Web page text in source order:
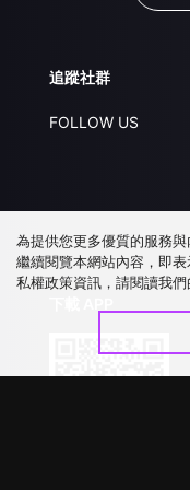
追蹤社群
FOLLOW US
為提供您更多優質的服務
繼續閱覽本網站內容，即
私權政策資訊，請閱讀我們